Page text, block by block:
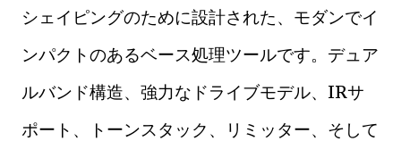
シェイピングのために設計された、モダンでイ
ンパクトのあるベース処理ツールです。デュア
ルバンド構造、強力なドライブモデル、IRサ
ポート、トーンスタック、リミッター、そして